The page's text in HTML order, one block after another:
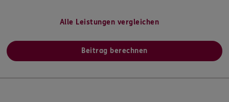
Alle Leistungen vergleichen
Beitrag berechnen